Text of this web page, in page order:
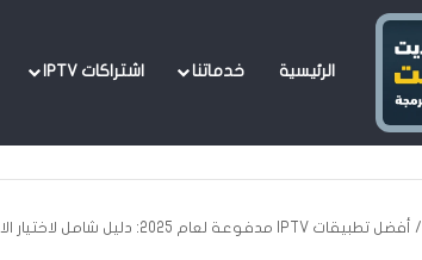
الرئيسية خدماتنا اشتراكات IPTV
/ أفضل تطبيقات IPTV مدفوعة لعام 2025: دليل شامل لاختيار الاشتراك المثالي في الكويت